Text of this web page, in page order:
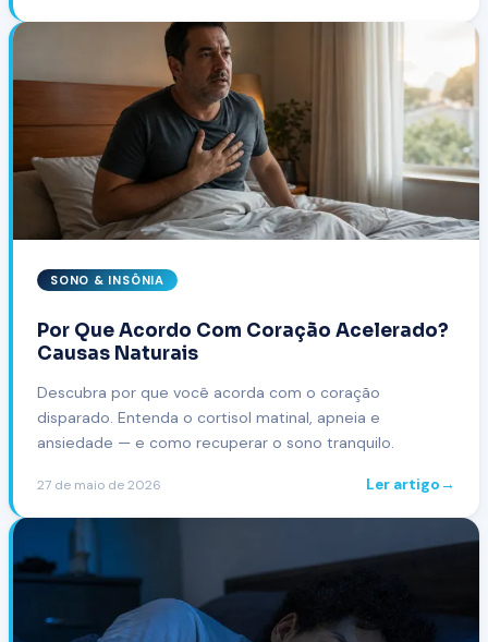
SONO & INSÔNIA
Por Que Acordo Com Coração Acelerado?
Causas Naturais
Descubra por que você acorda com o coração
disparado. Entenda o cortisol matinal, apneia e
ansiedade — e como recuperar o sono tranquilo.
27 de maio de 2026 Ler artigo→